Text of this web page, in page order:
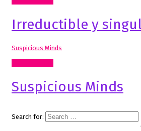
Irreductible y
Suspicious Minds
Suspicious Minds
Search for: